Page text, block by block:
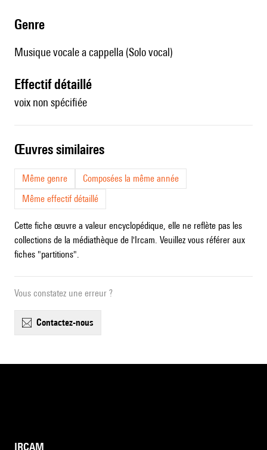
genre
Musique vocale a cappella (Solo vocal)
effectif détaillé
voix non spécifiée
œuvres similaires
Même genre
Composées la même année
Même effectif détaillé
Cette fiche œuvre a valeur encyclopédique, elle ne reflète pas les
collections de la médiathèque de l'Ircam. Veuillez vous référer aux
fiches "partitions".
Vous constatez une erreur ?
contactez-nous
IRCAM